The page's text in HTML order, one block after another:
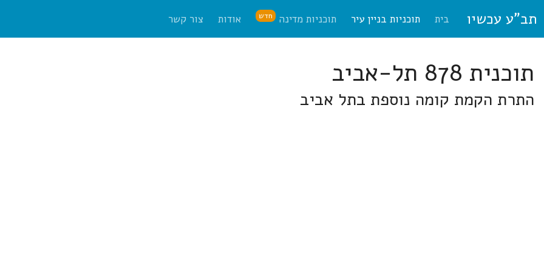
תב"ע עכשיו בית תוכניות בניין עיר תוכניות מדינה חדש אודות צור קשר
תוכנית 878 תל-אביב
התרת הקמת קומה נוספת בתל אביב